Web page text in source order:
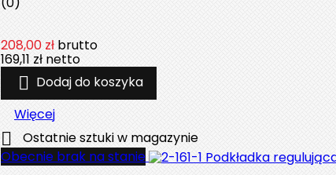
208,00 zł brutto
169,11 zł netto
 Dodaj do koszyka
Więcej

Ostatnie sztuki w magazynie
Obecnie brak na stanie